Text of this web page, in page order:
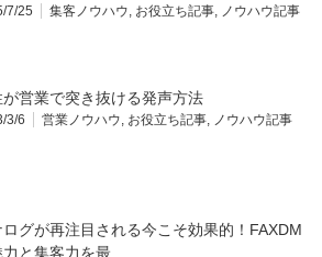
7/25 集客ノウハウ, お役立ち記事, ノウハウ記事
が営業で突き抜ける発声方法
3/6 営業ノウハウ, お役立ち記事, ノウハウ記事
ログが再注目される今こそ効果的！FAXDM
と集客力を最…